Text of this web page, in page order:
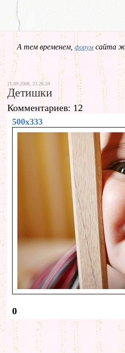
А тем временем,форум сайта
21.09.2008, 23.26.59
Детишки
Комментариев: 12
500x333
0